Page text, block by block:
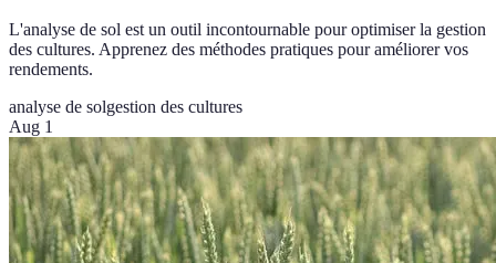
L'analyse de sol est un outil incontournable pour optimiser la gestion
des cultures. Apprenez des méthodes pratiques pour améliorer vos
rendements.
analyse de solgestion des cultures
Aug 1